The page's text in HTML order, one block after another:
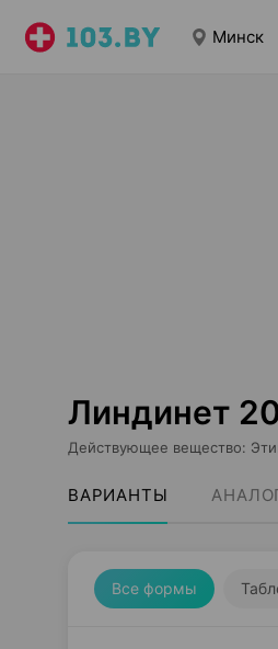
Минск
Линдинет
Действующее вещество:
ВАРИАНТЫ
Все формы